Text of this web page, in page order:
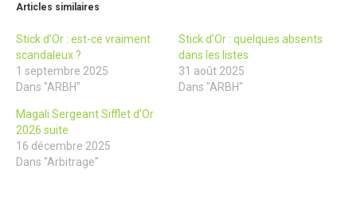
Articles similaires
Stick d’Or : est-ce vraiment
scandaleux ?
1 septembre 2025
Dans "ARBH"
Stick d’Or : quelques absents
dans les listes
31 août 2025
Dans "ARBH"
Magali Sergeant Sifflet d’Or
2026 suite
16 décembre 2025
Dans "Arbitrage"